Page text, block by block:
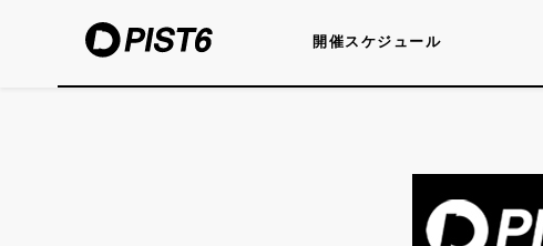
開催スケジュール